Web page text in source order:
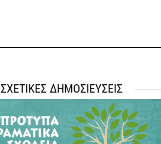
ΣΧΕΤΙΚΕΣ ΔΗΜΟΣΙΕΥΣΕΙΣ